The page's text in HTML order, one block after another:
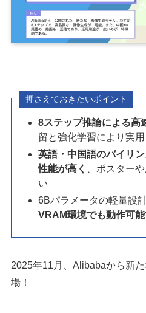
押さえておきたいポイント
8ステップ推論による高
留と強化学習により実
英語・中国語のバイリ
性能が高く
、ポスター
い
6Bパラメータの軽量設計
VRAM環境でも動作可
2025年11月、Alibabaから新
場！